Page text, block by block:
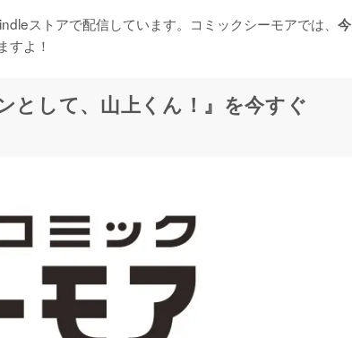
ストアで配信しています。コミックシーモアでは、今
すよ！
として、山上くん！』を今すぐ